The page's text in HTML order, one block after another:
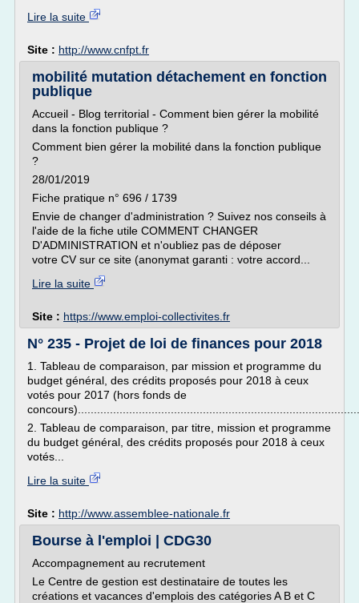
Lire la suite
Site : http://www.cnfpt.fr
mobilité mutation détachement en fonction
publique
Accueil - Blog territorial - Comment bien gérer la mobilité
dans la fonction publique ?
Comment bien gérer la mobilité dans la fonction publique
?
28/01/2019
Fiche pratique n° 696 / 1739
Envie de changer d'administration ? Suivez nos conseils à
l'aide de la fiche utile COMMENT CHANGER
D'ADMINISTRATION et n'oubliez pas de déposer
votre CV sur ce site (anonymat garanti : votre accord...
Lire la suite
Site : https://www.emploi-collectivites.fr
N° 235 - Projet de loi de finances pour 2018
1. Tableau de comparaison, par mission et programme du
budget général, des crédits proposés pour 2018 à ceux
votés pour 2017 (hors fonds de
2. Tableau de comparaison, par titre, mission et programme
du budget général, des crédits proposés pour 2018 à ceux
votés...
Lire la suite
Site : http://www.assemblee-nationale.fr
Bourse à l'emploi | CDG30
Accompagnement au recrutement
Le Centre de gestion est destinataire de toutes les
créations et vacances d'emplois des catégories A B et C